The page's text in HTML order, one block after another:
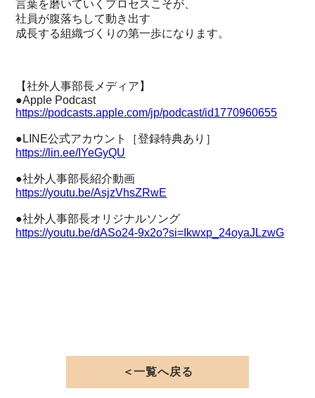
言葉を磨いていくプロセスこそが、
社員が腹落ちして動き出す
成長する組織づくりの第一歩になります。
【社外人事部長メディア】
●Apple Podcast
https://podcasts.apple.com/jp/podcast/id1770960655
●LINE公式アカウント［登録特典あり］
https://lin.ee/IYeGyQU
●社外人事部長紹介動画
https://youtu.be/AsjzVhsZRwE
●社外人事部長オリジナルソング
https://youtu.be/dASo24-9x2o?si=Ikwxp_24oyaJLzwG
＜一覧へ戻る